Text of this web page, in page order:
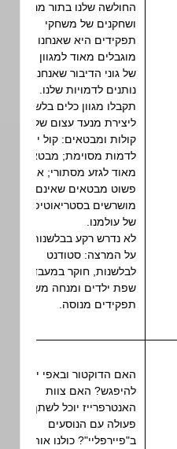
החולשה שלנו בתור מנחים
ושחקנים של משחקי
תפקידים היא שאנחנו
מוגבלים מאוד למגוון הדל
של גוני הדיבור שאנחנו
נותנים לדמויות שלנו. כאן
תקבלו מגוון כלים בלשניים
ליצירת מנעד עצום של
קולות ומבטאים: קול ייחודי
לדמות מסוימת; מבטא זר
מאוד לגזע מסתורי; או
פשוט מבטאים שאינם
מושרשים בסטריאוטיפים
של עולמנו.
לא נדרש רקע בבלשנות.
על המרצה: סטודנט
לבלשנות, חוקר במעבדת
שפת ילדים ומנחה משחקי
תפקידים מנוסה.
האם הדוקטור ובאפי יכולים
להיפגש? האם צוות
האנטרפרייז יוכל לשתף
פעולה עם הנוסעים
ב"פיירפליי"? כולנו אוהבים